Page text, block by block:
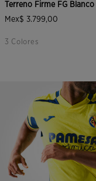
Terreno Firme FG Blanco
Mex$ 3.799,00
3 Colores